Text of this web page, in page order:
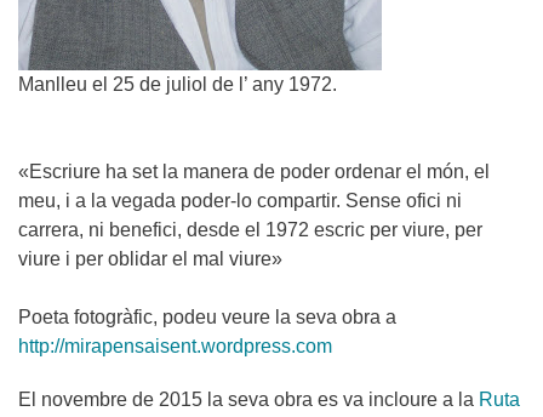
Manlleu el 25 de juliol de l’ any 1972.
«Escriure ha set la manera de poder ordenar el món, el
meu, i a la vegada poder-lo compartir. Sense ofici ni
carrera, ni benefici, desde el 1972 escric per viure, per
viure i per oblidar el mal viure»
Poeta fotogràfic, podeu veure la seva obra a
http://mirapensaisent.wordpress.com
El novembre de 2015 la seva obra es va incloure a la Ruta